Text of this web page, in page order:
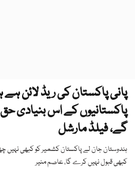
پاکستانیوں کے اس بنیادی حق
گے، فیلڈ مارشل
ہندوستان جان لے پاکستان کشمیر کو کبھی نہیں
کبھی قبول نہیں کرے گا، عاصم منیر